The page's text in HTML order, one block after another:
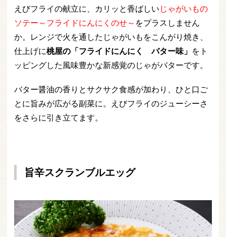
えびフライの献立に、カリッと香ばしいじゃがいもの
ソテー～フライドにんにくのせ～ をプラスしません
か。レンジで火を通したじゃがいもをこんがり焼き、
仕上げに桃屋の「フライドにんにく バター味」 をト
ッピングした風味豊かな新感覚のじゃがバターです。
バター醤油の香りとサクサク食感が加わり、ひと口ご
とに旨みが広がる副菜に。えびフライのジューシーさ
をさらに引き立てます。
旨辛スクランブルエッグ